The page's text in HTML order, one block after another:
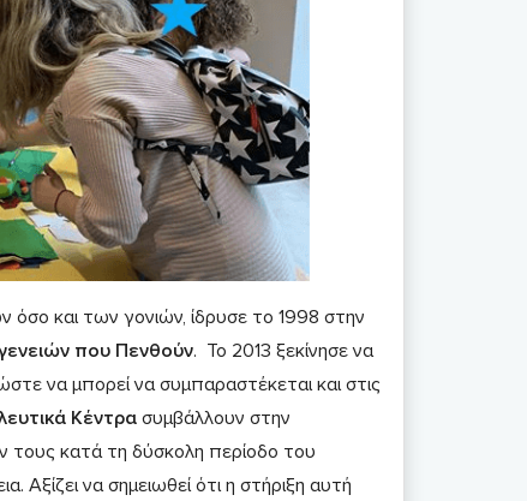
και των γονιών, ίδρυσε το 1998 στην
που Πενθούν. Το 2013 ξεκίνησε να
να μπορεί να συμπαραστέκεται και στις
Κέντρασυμβάλλουν στην
κατά τη δύσκολη περίοδο του
να σημειωθεί ότι η στήριξη αυτή